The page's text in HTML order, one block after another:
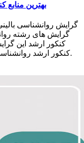
بهترین منابع
گرایش روانشناسی
گرایش های رشته
کنکور ارشد این
کنکور ارشد روانشناسی بالینی سال 1405 را به شما معرفی کنیم.